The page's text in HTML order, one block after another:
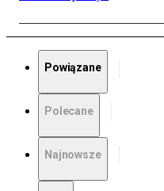
Powiązane
Polecane
Najnowsze